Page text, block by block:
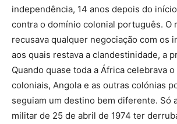
independência, 14 anos depois do
contra o domínio colonial português. O
recusava qualquer negociação com os
aos quais restava a clandestinidade, a
Quando quase toda a África celebrava
coloniais, Angola e as outras colónias
seguiam um destino bem diferente. Só
militar de 25 de abril de 1974 ter